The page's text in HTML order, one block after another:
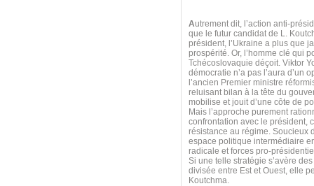
Autrement dit, l’action anti-
que le futur candidat de L.
président, l’Ukraine a plus que
prospérité. Or, l’homme clé qui
Tchécoslovaquie déçoit. Viktor
démocratie n’a pas l’aura d’un
l’ancien Premier ministre
reluisant bilan à la tête du
mobilise et jouit d’une côte de
Mais l’approche purement
confrontation avec le président,
résistance au régime. Soucieux
espace politique intermédiaire
radicale et forces pro-
Si une telle stratégie s’avère
divisée entre Est et Ouest, elle
Koutchma.